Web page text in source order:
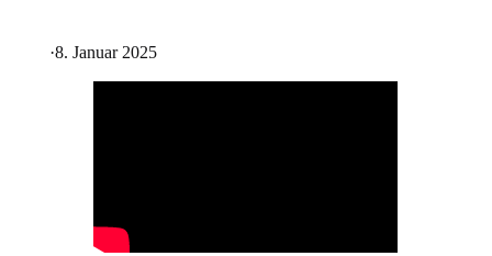
·8. Januar 2025